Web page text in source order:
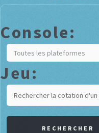
Console:
Jeu:
RECHERCHER